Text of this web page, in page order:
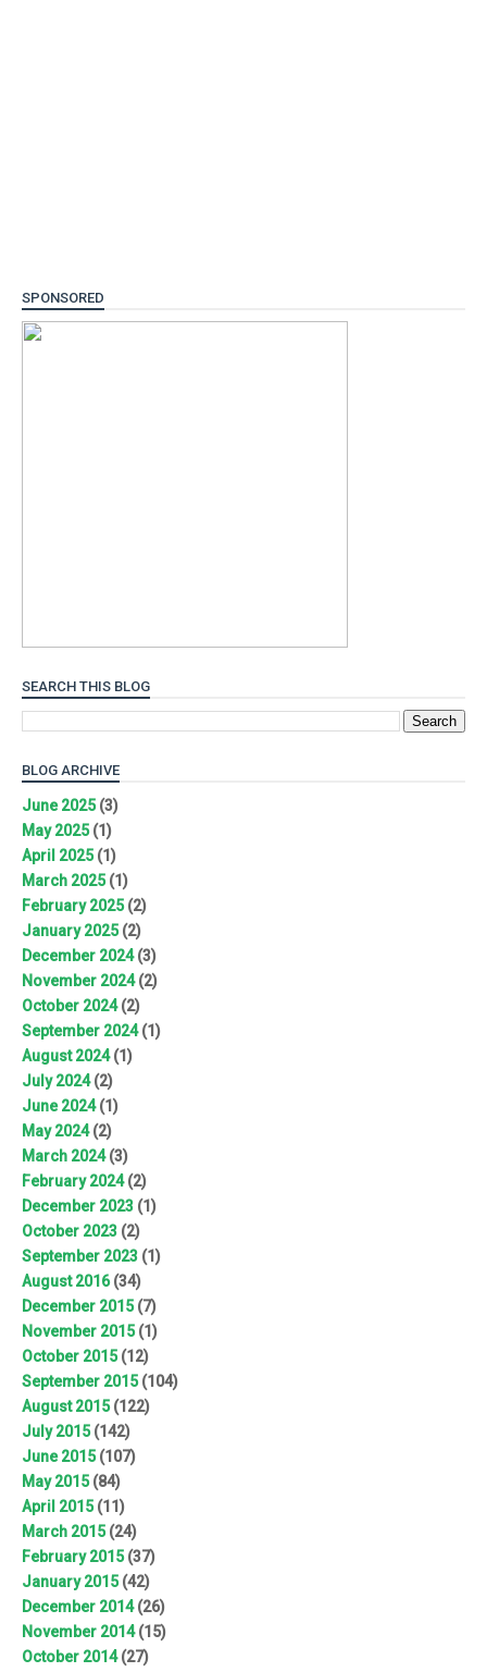
SPONSORED
SEARCH THIS BLOG
BLOG ARCHIVE
June 2025(3)
May 2025(1)
April 2025(1)
March 2025(1)
February 2025(2)
January 2025(2)
December 2024(3)
November 2024(2)
October 2024(2)
September 2024(1)
August 2024(1)
July 2024(2)
June 2024(1)
May 2024(2)
March 2024(3)
February 2024(2)
December 2023 (1)
October 2023 (2)
September 2023 (1)
August 2016(34)
December 2015(7)
November 2015(1)
October 2015(12)
September 2015(104)
August 2015(122)
July 2015(142)
June 2015(107)
May 2015(84)
April 2015(11)
March 2015(24)
February 2015(37)
January 2015(42)
December 2014(26)
November 2014(15)
October 2014(27)